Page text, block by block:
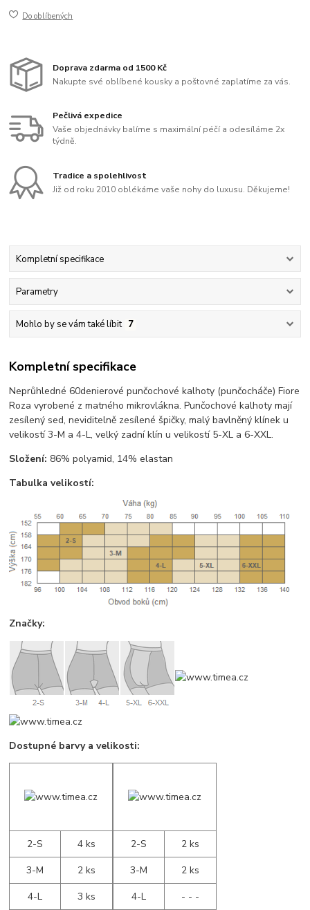
Do oblíbených
Doprava zdarma od 1500 Kč
Nakupte své oblíbené kousky a poštovné zaplatíme za vás.
Pečlivá expedice
Vaše objednávky balíme s maximální péčí a odesíláme 2x
týdně.
Tradice a spolehlivost
Již od roku 2010 oblékáme vaše nohy do luxusu. Děkujeme!
Kompletní specifikace
Parametry
Mohlo by se vám také líbit 7
Kompletní specifikace
Neprůhledné 60denierové punčochové kalhoty (punčocháče) Fiore
Roza vyrobené z matného mikrovlákna. Punčochové kalhoty mají
zesílený sed, neviditelně zesílené špičky, malý bavlněný klínek u
velikostí 3-M a 4-L, velký zadní klín u velikostí 5-XL a 6-XXL.
Složení: 86% polyamid, 14% elastan
Tabulka velikostí:
Značky:
Dostupné barvy a velikosti:
2-S
4 ks
3-M
2 ks
4-L
3 ks
2-S
2 ks
3-M
2 ks
4-L
- - -